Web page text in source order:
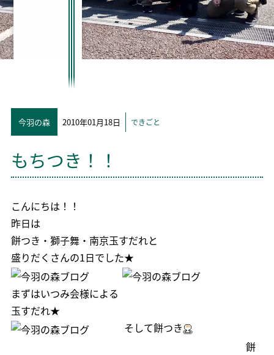
今羽の森 2010年01月18日 できごと
もちつき！！
こんにちは！！
昨日は
餅つき・獅子舞・南京玉すだれと
盛りだくさんの1日でした★
まずはいつみ会様による
玉すだれ★
そして餅つき
餅